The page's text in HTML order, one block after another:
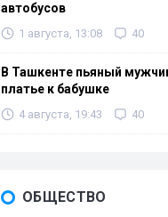
автобусов
1 августа, 13:08 40
В Ташкенте пьяный
платье к бабушке
4 августа, 19:43 40
ОБЩЕСТВО